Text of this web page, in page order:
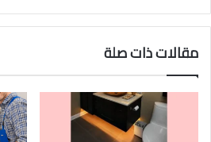
مقالات ذات صلة